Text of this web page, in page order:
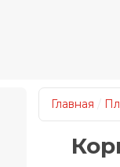
Главная